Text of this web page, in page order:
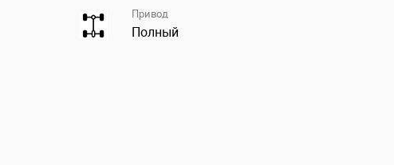
Привод
Полный